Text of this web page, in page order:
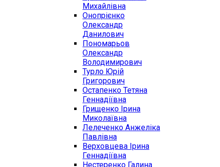
Михайлівна
Онопрієнко
Олександр
Данилович
Пономарьов
Олександр
Володимирович
Турло Юрій
Григорович
Остапенко Тетяна
Геннадіївна
Грищенко Ірина
Миколаївна
Лелеченко Анжеліка
Павлівна
Верховцева Ірина
Геннадіївна
Нестеренко Галина